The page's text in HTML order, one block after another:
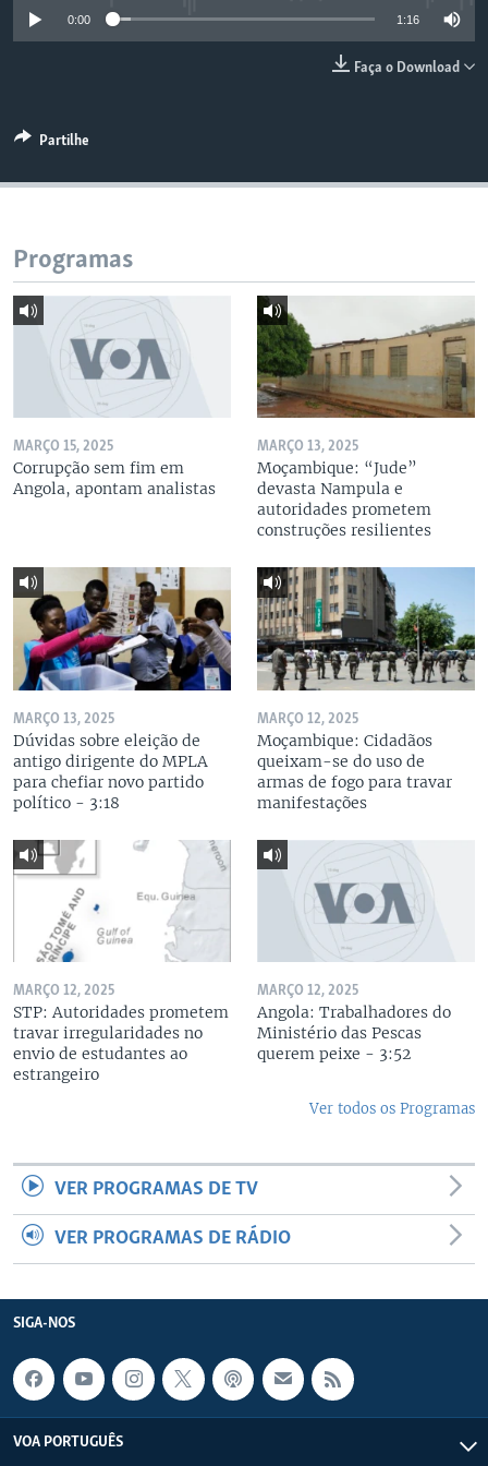
0:00 1:16
Faça o Download
Partilhe
Programas
MARÇO 15, 2025
Corrupção sem fim em
Angola, apontam analistas
MARÇO 13, 2025
Moçambique: “Jude”
devasta Nampula e
autoridades prometem
construções resilientes
MARÇO 13, 2025
Dúvidas sobre eleição de
antigo dirigente do MPLA
para chefiar novo partido
político - 3:18
MARÇO 12, 2025
Moçambique: Cidadãos
queixam-se do uso de
armas de fogo para travar
manifestações
MARÇO 12, 2025
STP: Autoridades prometem
travar irregularidades no
envio de estudantes ao
estrangeiro
MARÇO 12, 2025
Angola: Trabalhadores do
Ministério das Pescas
querem peixe - 3:52
Ver todos os Programas
VER PROGRAMAS DE TV
VER PROGRAMAS DE RÁDIO
SIGA-NOS
VOA PORTUGUÊS